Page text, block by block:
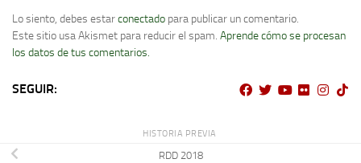
Lo siento, debes estarconectado para publicar un comentario.
Este sitio usa Akismet para reducir el spam. Aprende cómo se procesan
los datos de tus comentarios.
SEGUIR:
HISTORIA PREVIA
RDD 2018